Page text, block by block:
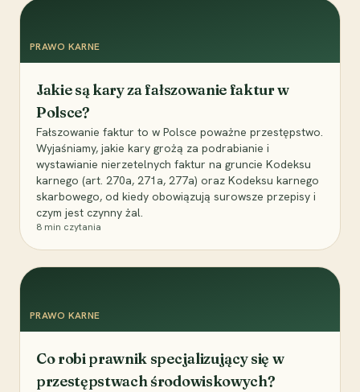
PRAWO KARNE
Jakie są kary za fałszowanie faktur w
Polsce?
Fałszowanie faktur to w Polsce poważne przestępstwo.
Wyjaśniamy, jakie kary grożą za podrabianie i
wystawianie nierzetelnych faktur na gruncie Kodeksu
karnego (art. 270a, 271a, 277a) oraz Kodeksu karnego
skarbowego, od kiedy obowiązują surowsze przepisy i
czym jest czynny żal.
8 min czytania
PRAWO KARNE
Co robi prawnik specjalizujący się w
przestępstwach środowiskowych?